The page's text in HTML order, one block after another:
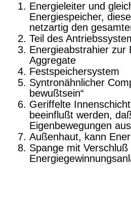
Energieleiter und
Energiespeicher,
netzartig den
Teil des
Energieabstrahier zur
Aggregate
Festspeichersystem
Syntronähnlicher
bewußtsein“
Geriffelte
beeinflußt werden,
Eigenbewegungen
Außenhaut, kann
Spange mit Verschluß